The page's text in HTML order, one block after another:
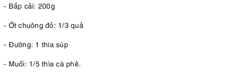
- Bắp cải: 200g
- Ớt chuông đỏ: 1/3 quả
- Đường: 1 thìa súp
- Muối: 1/5 thìa cà phê.